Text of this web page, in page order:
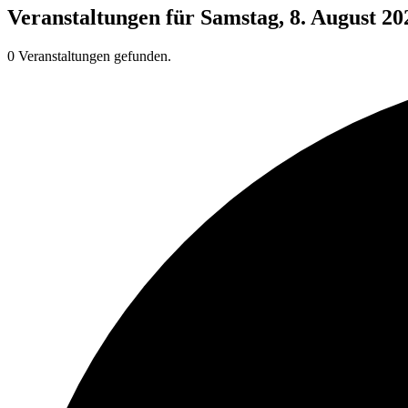
Veranstaltungen für Samstag, 8. August
0 Veranstaltungen gefunden.